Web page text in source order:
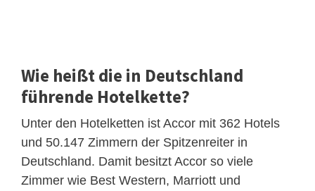
Wie heißt die in Deutschland
führende Hotelkette?
Unter den Hotelketten ist Accor mit 362 Hotels
und 50.147 Zimmern der Spitzenreiter in
Deutschland. Damit besitzt Accor so viele
Zimmer wie Best Western, Marriott und